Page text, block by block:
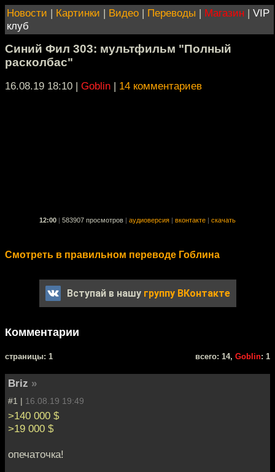
Новости | Картинки | Видео | Переводы | Магазин | VIP
клуб
Синий Фил 303: мультфильм "Полный
расколбас"
16.08.19 18:10 | Goblin | 14 комментариев
12:00 583907 просмотров аудиоверсия вконтакте скачать
Смотреть в правильном переводе Гоблина
Вступай в нашу группу ВКонтакте
Комментарии
cтраницы: 1 всего: 14, Goblin: 1
Briz »
#1 | 16.08.19 19:49
>140 000 $
>19 000 $
опечаточка!